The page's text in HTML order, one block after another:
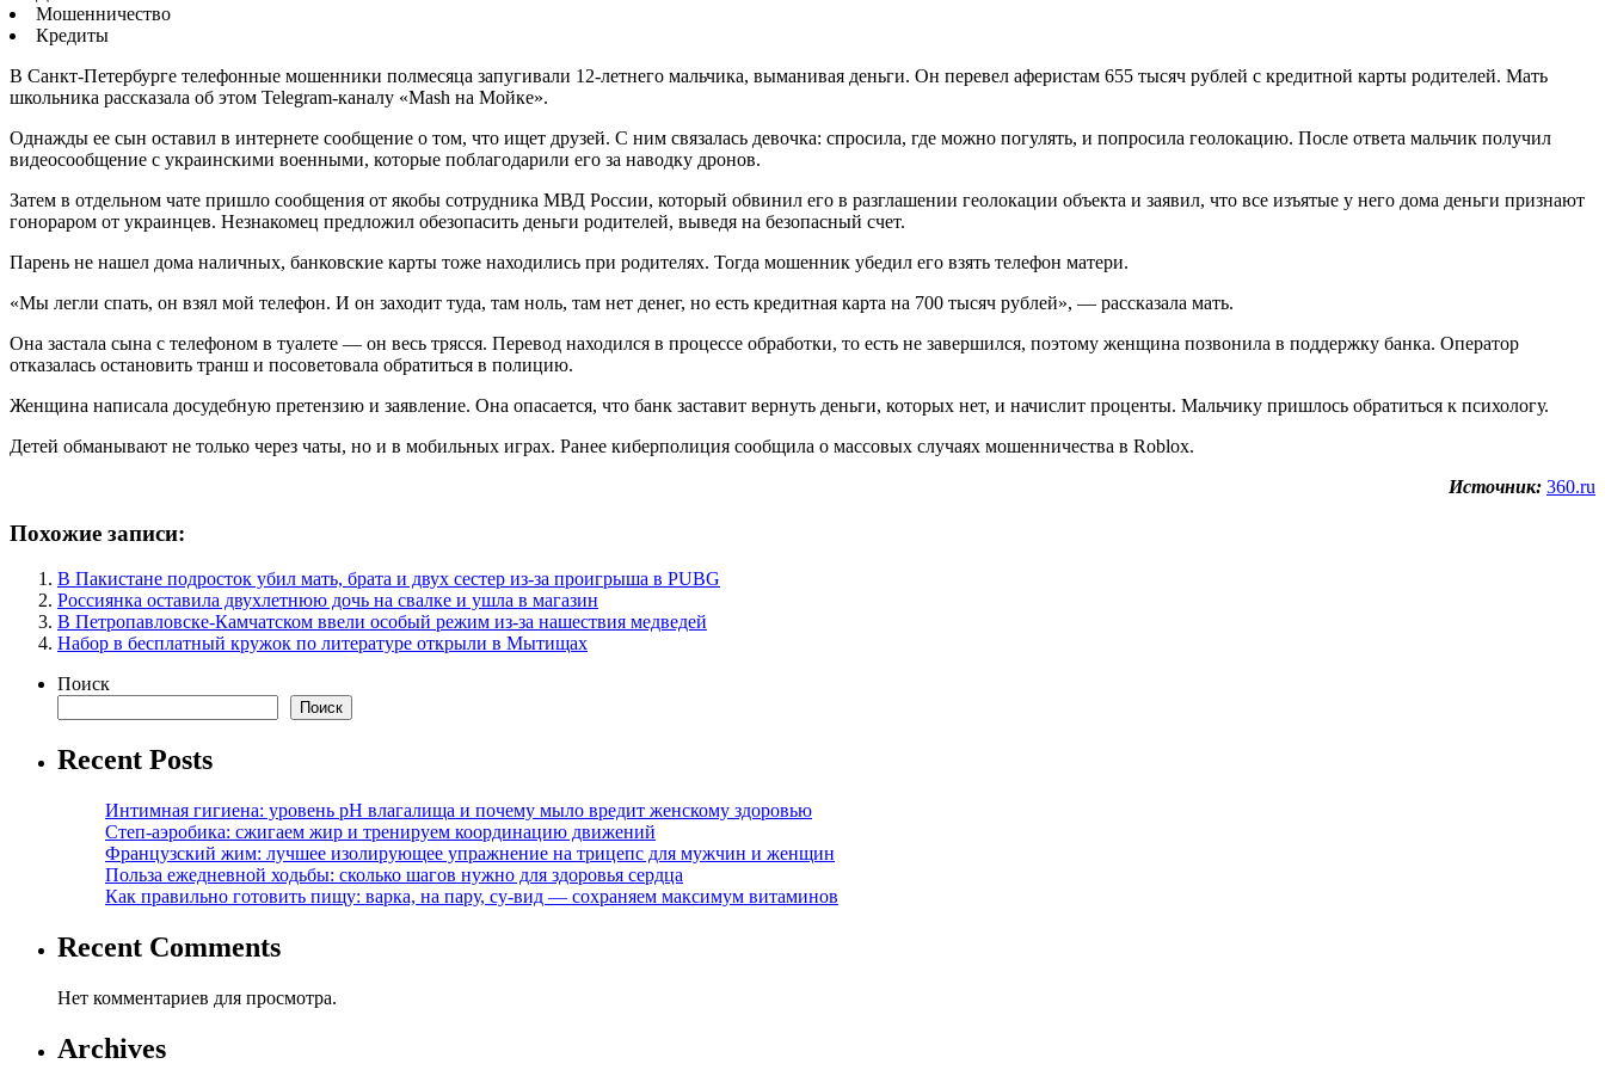
Мошенничество
Кредиты
В Санкт-Петербурге телефонные мошенники полмесяца запугивали 12-летнего мальчика, выманивая деньги. Он перевел аферистам 655 тысяч рублей с кредитной карты родителей. Мать
школьника рассказала об этом Telegram-каналу «Mash на Мойке».
Однажды ее сын оставил в интернете сообщение о том, что ищет друзей. С ним связалась девочка: спросила, где можно погулять, и попросила геолокацию. После ответа мальчик получил
видеосообщение с украинскими военными, которые поблагодарили его за наводку дронов.
Затем в отдельном чате пришло сообщения от якобы сотрудника МВД России, который обвинил его в разглашении геолокации объекта и заявил, что все изъятые у него дома деньги признают
гонораром от украинцев. Незнакомец предложил обезопасить деньги родителей, выведя на безопасный счет.
Парень не нашел дома наличных, банковские карты тоже находились при родителях. Тогда мошенник убедил его взять телефон матери.
«Мы легли спать, он взял мой телефон. И он заходит туда, там ноль, там нет денег, но есть кредитная карта на 700 тысяч рублей», — рассказала мать.
Она застала сына с телефоном в туалете — он весь трясся. Перевод находился в процессе обработки, то есть не завершился, поэтому женщина позвонила в поддержку банка. Оператор
отказалась остановить транш и посоветовала обратиться в полицию.
Женщина написала досудебную претензию и заявление. Она опасается, что банк заставит вернуть деньги, которых нет, и начислит проценты. Мальчику пришлось обратиться к психологу.
Детей обманывают не только через чаты, но и в мобильных играх. Ранее киберполиция сообщила о массовых случаях мошенничества в Roblox.
Источник: 360.ru
Похожие записи:
В Пакистане подросток убил мать, брата и двух сестер из-за проигрыша в PUBG
Россиянка оставила двухлетнюю дочь на свалке и ушла в магазин
В Петропавловске-Камчатском ввели особый режим из-за нашествия медведей
Набор в бесплатный кружок по литературе открыли в Мытищах
Поиск
Поиск
Recent Posts
Интимная гигиена: уровень pH влагалища и почему мыло вредит женскому здоровью
Степ-аэробика: сжигаем жир и тренируем координацию движений
Французский жим: лучшее изолирующее упражнение на трицепс для мужчин и женщин
Польза ежедневной ходьбы: сколько шагов нужно для здоровья сердца
Как правильно готовить пищу: варка, на пару, су-вид — сохраняем максимум витаминов
Recent Comments
Нет комментариев для просмотра.
Archives